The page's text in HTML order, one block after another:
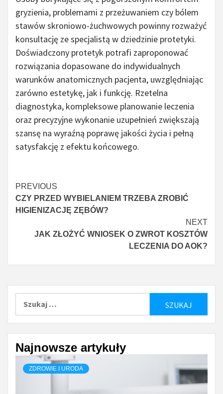
gryzienia, problemami z przeżuwaniem czy bólem
stawów skroniowo-żuchwowych powinny rozważyć
konsultację ze specjalistą w dziedzinie protetyki.
Doświadczony protetyk potrafi zaproponować
rozwiązania dopasowane do indywidualnych
warunków anatomicznych pacjenta, uwzględniając
zarówno estetykę, jak i funkcję. Rzetelna
diagnostyka, kompleksowe planowanie leczenia
oraz precyzyjne wykonanie uzupełnień zwiększają
szansę na wyraźną poprawę jakości życia i pełną
satysfakcję z efektu końcowego.
Continue
Reading
PREVIOUS
CZY PRZED WYBIELANIEM TRZEBA ZROBIĆ
HIGIENIZACJĘ ZĘBÓW?
NEXT
JAK ZŁOŻYĆ WNIOSEK O ZWROT KOSZTÓW
LECZENIA DO AOK?
Najnowsze artykuły
ZDROWIE I URODA